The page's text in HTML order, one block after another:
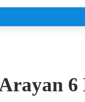
Hazırlanıyor
6